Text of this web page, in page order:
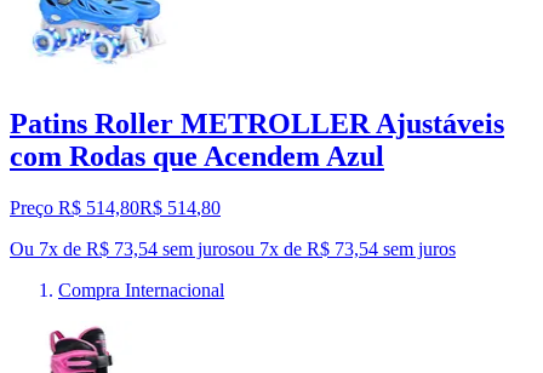
Patins Roller METROLLER Ajustáveis
com Rodas que Acendem Azul
Preço R$ 514,80R$ 514,80
Ou 7x de R$ 73,54 sem jurosou 7x de R$ 73,54 sem juros
Compra Internacional